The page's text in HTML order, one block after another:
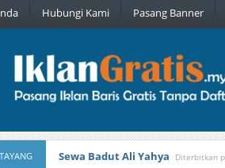
Hubungi Kami Pasang Banner
Sewa Badut Ali Yahya Diterbitkan